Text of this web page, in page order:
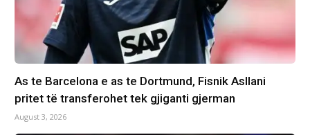
As te Barcelona e as te Dortmund, Fisnik Asllani
pritet të transferohet tek gjiganti gjerman
August 3, 2026